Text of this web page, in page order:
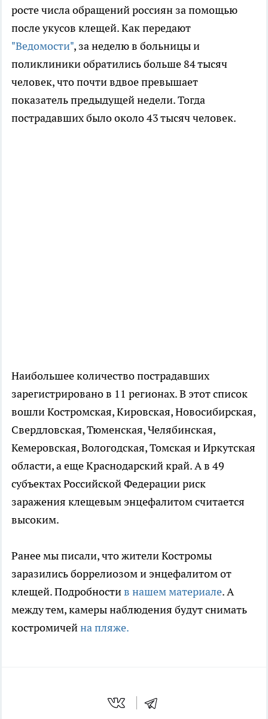
росте числа обращений россиян за помощью
после укусов клещей. Как передают
"Ведомости", за неделю в больницы и
поликлиники обратились больше 84 тысяч
человек, что почти вдвое превышает
показатель предыдущей недели. Тогда
пострадавших было около 43 тысяч человек.
Наибольшее количество пострадавших
зарегистрировано в 11 регионах. В этот список
вошли Костромская, Кировская, Новосибирская,
Свердловская, Тюменская, Челябинская,
Кемеровская, Вологодская, Томская и Иркутская
области, а еще Краснодарский край. А в 49
субъектах Российской Федерации риск
заражения клещевым энцефалитом считается
высоким.
Ранее мы писали, что жители Костромы
заразились боррелиозом и энцефалитом от
клещей. Подробностив нашем материале. А
между тем, камеры наблюдения будут снимать
костромичейна пляже.